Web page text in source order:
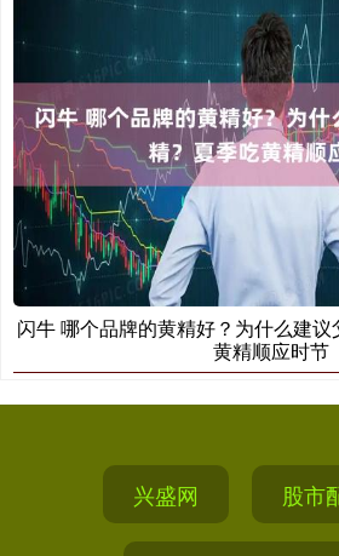
闪牛 哪个品牌的黄精好？为什么建
黄精顺应时节
兴盛网 股市